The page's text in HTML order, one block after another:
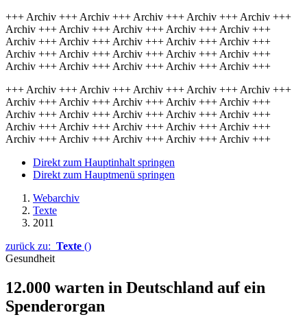
+++ Archiv +++ Archiv +++ Archiv +++ Archiv +++ Archiv +++
Archiv +++ Archiv +++ Archiv +++ Archiv +++ Archiv +++
Archiv +++ Archiv +++ Archiv +++ Archiv +++ Archiv +++
Archiv +++ Archiv +++ Archiv +++ Archiv +++ Archiv +++
Archiv +++ Archiv +++ Archiv +++ Archiv +++ Archiv +++
+++ Archiv +++ Archiv +++ Archiv +++ Archiv +++ Archiv +++
Archiv +++ Archiv +++ Archiv +++ Archiv +++ Archiv +++
Archiv +++ Archiv +++ Archiv +++ Archiv +++ Archiv +++
Archiv +++ Archiv +++ Archiv +++ Archiv +++ Archiv +++
Archiv +++ Archiv +++ Archiv +++ Archiv +++ Archiv +++
Direkt zum Hauptinhalt springen
Direkt zum Hauptmenü springen
Webarchiv
Texte
2011
zurück zu: Texte ()
Gesundheit
12.000 warten in Deutschland auf ein
Spenderorgan